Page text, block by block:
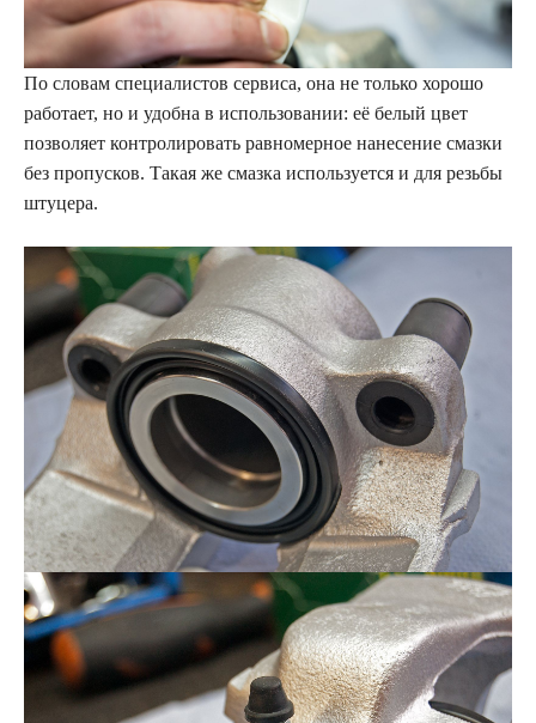
По словам специалистов сервиса, она не только хорошо
работает, но и удобна в использовании: её белый цвет
позволяет контролировать равномерное нанесение смазки
без пропусков. Такая же смазка используется и для резьбы
штуцера.